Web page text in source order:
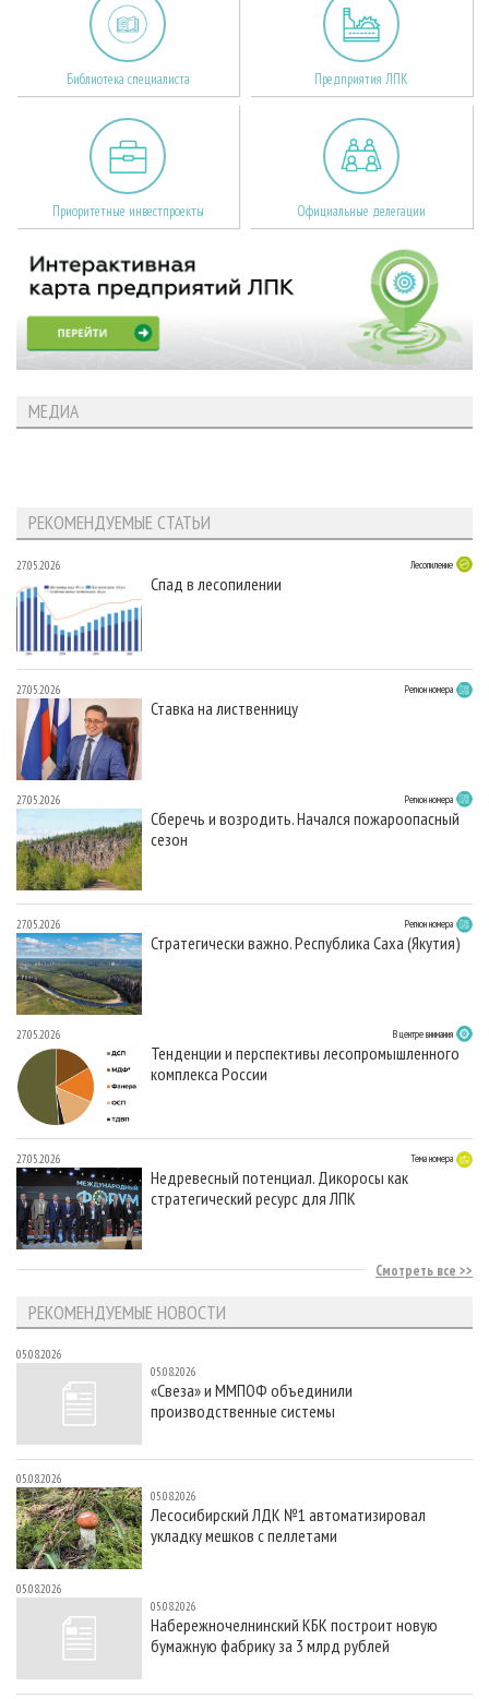
Библиотека специалиста Предприятия ЛПК
Приоритетные инвестпроекты Официальные делегации
МЕДИА
РЕКОМЕНДУЕМЫЕ СТАТЬИ
27.05.2026 Лесопиление
Спад в лесопилении
27.05.2026 Регион номера
Ставка на лиственницу
27.05.2026 Регион номера
Сберечь и возродить. Начался пожароопасный
сезон
27.05.2026 Регион номера
Стратегически важно. Республика Саха (Якутия)
27.05.2026 В центре внимания
Тенденции и перспективы лесопромышленного
комплекса России
27.05.2026 Тема номера
Недревесный потенциал. Дикоросы как
стратегический ресурс для ЛПК
Смотреть все
РЕКОМЕНДУЕМЫЕ НОВОСТИ
05.08.2026
05.08.2026
«Свеза» и ММПОФ объединили
производственные системы
05.08.2026
05.08.2026
Лесосибирский ЛДК №1 автоматизировал
укладку мешков с пеллетами
05.08.2026
05.08.2026
Набережночелнинский КБК построит новую
бумажную фабрику за 3 млрд рублей